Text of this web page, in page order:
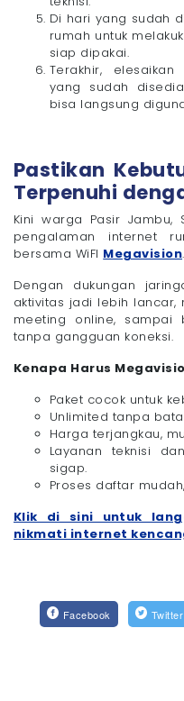
Di hari yang sudah
rumah untuk
siap dipakai.
Terakhir,
yang sudah
bisa langsung
Pastikan
Terpenuhi
Kini warga Pasir Jambu,
pengalaman internet
bersama WiFI Megavision.
Dengan dukungan
aktivitas jadi lebih
meeting online,
tanpa gangguan koneksi.
Kenapa Harus
Paket cocok untuk
Unlimited tanpa
Harga terjangkau,
Layanan teknisi
sigap.
Proses daftar
Klik di sini untuk
nikmati internet
Facebook Twitter